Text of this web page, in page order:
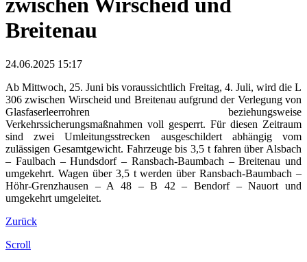
zwischen Wirscheid und
Breitenau
24.06.2025 15:17
Ab Mittwoch, 25. Juni bis voraussichtlich Freitag, 4. Juli, wird die L
306 zwischen Wirscheid und Breitenau aufgrund der Verlegung von
Glasfaserleerrohren beziehungsweise
Verkehrssicherungsmaßnahmen voll gesperrt. Für diesen Zeitraum
sind zwei Umleitungsstrecken ausgeschildert abhängig vom
zulässigen Gesamtgewicht. Fahrzeuge bis 3,5 t fahren über Alsbach
– Faulbach – Hundsdorf – Ransbach-Baumbach – Breitenau und
umgekehrt. Wagen über 3,5 t werden über Ransbach-Baumbach –
Höhr-Grenzhausen – A 48 – B 42 – Bendorf – Nauort und
umgekehrt umgeleitet.
Zurück
Scroll